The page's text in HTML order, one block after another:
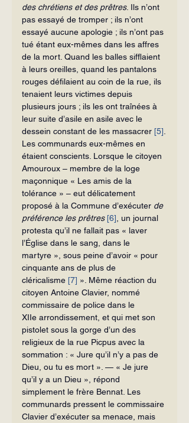
des chrétiens et des prêtres. Ils n’ont
pas essayé de tromper ; ils n’ont
essayé aucune apologie ; ils n’ont pas
tué étant eux-mêmes dans les affres
de la mort. Quand les balles sifflaient
à leurs oreilles, quand les pantalons
rouges défilaient au coin de la rue, ils
tenaient leurs victimes depuis
plusieurs jours ; ils les ont traînées à
leur suite d’asile en asile avec le
dessein constant de les massacrer [5]
Les communards eux-mêmes en
étaient conscients. Lorsque le citoyen
Amouroux – membre de la loge
maçonnique « Les amis de la
tolérance » – eut délicatement
proposé à la Commune d’exécuter de
préférence les prêtres [6] , un journal
protesta qu’il ne fallait pas « laver
l’Église dans le sang, dans le
martyre », sous peine d’avoir « pour
cinquante ans de plus de
cléricalisme [7] ». Même réaction du
citoyen Antoine Clavier, nommé
commissaire de police dans le
XIIe arrondissement, et qui met son
pistolet sous la gorge d’un des
religieux de la rue Picpus avec la
sommation : « Jure qu’il n’y a pas de
Dieu, ou tu es mort ». — « Je jure
qu’il y a un Dieu », répond
simplement le frère Bennat. Les
communards pressent le commissaire
Clavier d’exécuter sa menace, mais